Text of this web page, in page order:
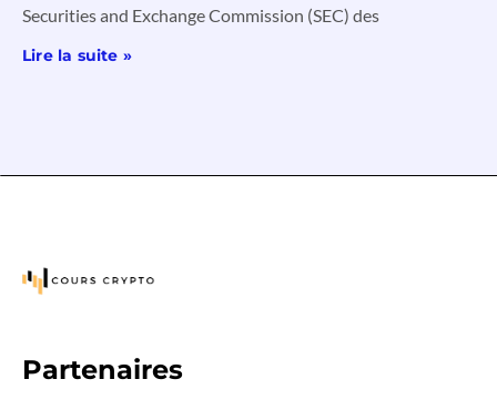
Securities and Exchange Commission (SEC) des
Lire la suite »
Partenaires